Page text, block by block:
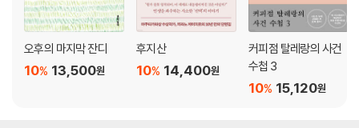
오후의 마지막 잔디
13,500원
10%
후지산
14,400원
10%
커피점 탈레랑의 사건
수첩 3
15,120원
10%